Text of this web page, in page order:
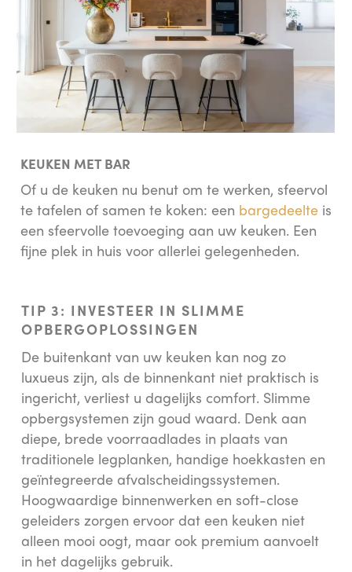
KEUKEN MET BAR
Of u de keuken nu benut om te werken, sfeervol
te tafelen of samen te koken: een bargedeelteis
een sfeervolle toevoeging aan uw keuken. Een
fijne plek in huis voor allerlei gelegenheden.
TIP 3: INVESTEER IN SLIMME
OPBERGOPLOSSINGEN
De buitenkant van uw keuken kan nog zo
luxueus zijn, als de binnenkant niet praktisch is
ingericht, verliest u dagelijks comfort. Slimme
opbergsystemen zijn goud waard. Denk aan
diepe, brede voorraadlades in plaats van
traditionele legplanken, handige hoekkasten en
geïntegreerde afvalscheidingssystemen.
Hoogwaardige binnenwerken en soft-close
geleiders zorgen ervoor dat een keuken niet
alleen mooi oogt, maar ook premium aanvoelt
in het dagelijks gebruik.